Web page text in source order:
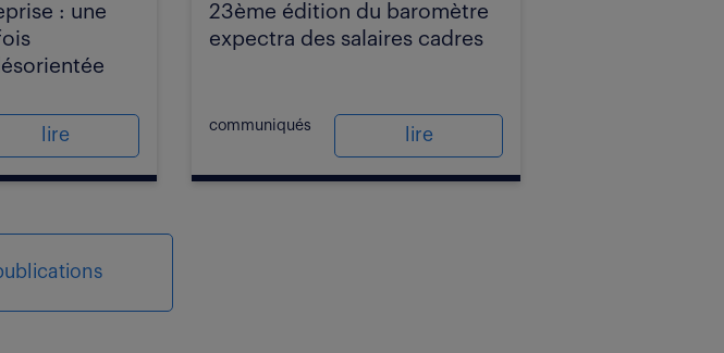
: une
lire
23ème édition du baromètre
expectra des salaires cadres
communiqués lire